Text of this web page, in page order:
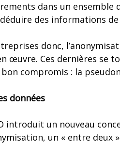
dans un ensemble
des informations
donc,
œuvre. Ces dernières se
compromis : la
données
introduit un nouveau
un « entre deux